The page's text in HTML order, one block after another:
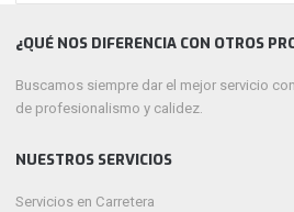
¿QUÉ NOS DIFERENCIA CON OTROS
Buscamos siempre dar el mejor servicio
de profesionalismo y calidez.
NUESTROS SERVICIOS
Servicios en Carretera